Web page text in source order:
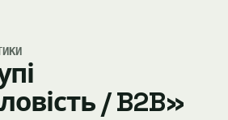
/ B2B»